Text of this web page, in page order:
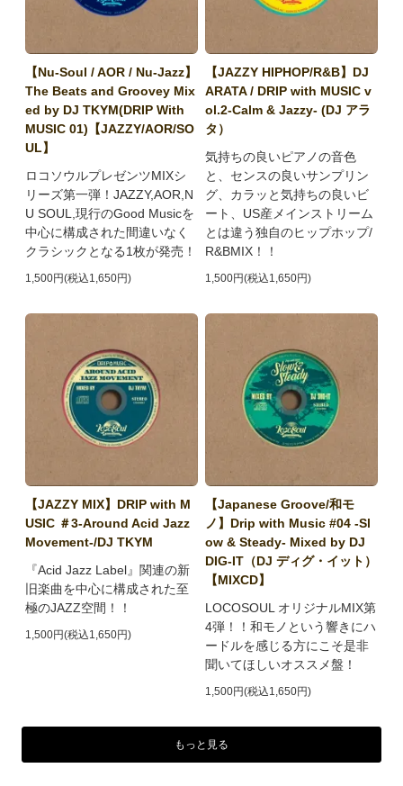
【Nu-Soul / AOR / Nu-Jazz】
The Beats and Groovey Mix
ed by DJ TKYM(DRIP With
MUSIC 01)【JAZZY/AOR/SO
UL】
ロコソウルプレゼンツMIXシ
リーズ第一弾！JAZZY,AOR,N
U SOUL,現行のGood Musicを
中心に構成された間違いなく
クラシックとなる1枚が発売！
1,500円(税込1,650円)
【JAZZY HIPHOP/R&B】DJ
ARATA / DRIP with MUSIC v
ol.2-Calm & Jazzy- (DJ アラ
タ）
気持ちの良いピアノの音色
と、センスの良いサンプリン
グ、カラッと気持ちの良いビ
ート、US産メインストリーム
とは違う独自のヒップホップ/
R&BMIX！！
1,500円(税込1,650円)
【JAZZY MIX】DRIP with M
USIC ＃3-Around Acid Jazz
Movement-/DJ TKYM
『Acid Jazz Label』関連の新
旧楽曲を中心に構成された至
極のJAZZ空間！！
1,500円(税込1,650円)
【Japanese Groove/和モ
ノ】Drip with Music #04 -Sl
ow & Steady- Mixed by DJ
DIG-IT（DJ ディグ・イット）
【MIXCD】
LOCOSOUL オリジナルMIX第
4弾！！和モノという響きにハ
ードルを感じる方にこそ是非
聞いてほしいオススメ盤！
1,500円(税込1,650円)
もっと見る